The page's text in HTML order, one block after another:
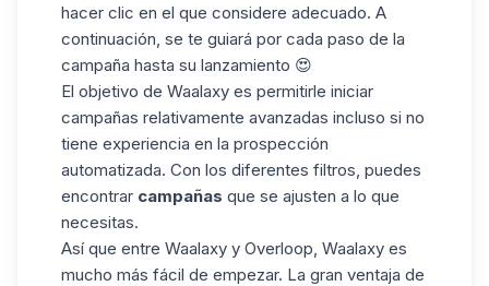
hacer clic en el que considere adecuado. A
continuación, se te guiará por cada paso de la
campaña hasta su lanzamiento 😍
El objetivo de Waalaxy es permitirle iniciar
campañas relativamente avanzadas incluso si no
tiene experiencia en la prospección
automatizada. Con los diferentes filtros, puedes
encontrar campañas que se ajusten a lo que
necesitas.
Así que entre Waalaxy y Overloop, Waalaxy es
mucho más fácil de empezar. La gran ventaja de